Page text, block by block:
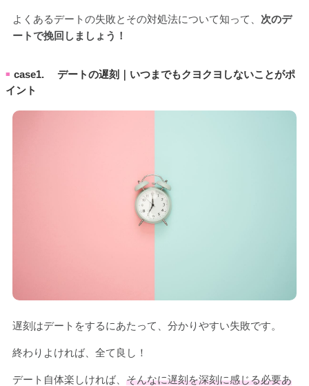
よくあるデートの失敗とその対処法について知って、 次のデ
ートで挽回しましょう！
■ case1. デートの遅刻｜いつまでもクヨクヨしないことがポ
イント
遅刻はデートをするにあたって、分かりやすい失敗です。
終わりよければ、全て良し！
デート自体楽しければ、 そんなに遅刻を深刻に感じる必要あ